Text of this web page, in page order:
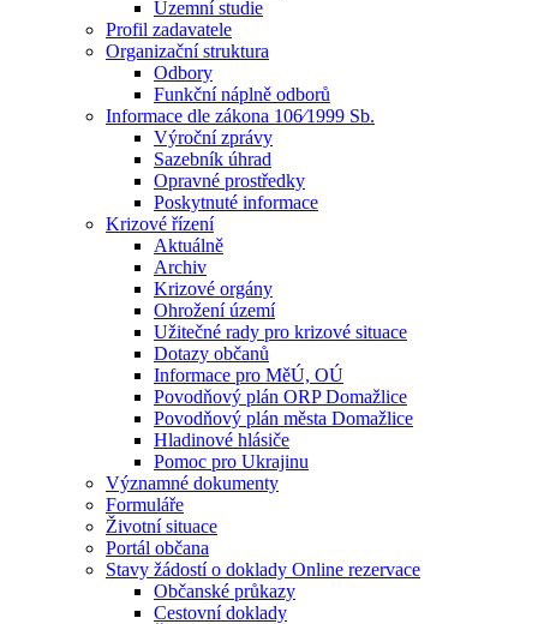
Územní studie
Profil zadavatele
Organizační struktura
Odbory
Funkční náplně odborů
Informace dle zákona 106⁄1999 Sb.
Výroční zprávy
Sazebník úhrad
Opravné prostředky
Poskytnuté informace
Krizové řízení
Aktuálně
Archiv
Krizové orgány
Ohrožení území
Užitečné rady pro krizové situace
Dotazy občanů
Informace pro MěÚ, OÚ
Povodňový plán ORP Domažlice
Povodňový plán města Domažlice
Hladinové hlásiče
Pomoc pro Ukrajinu
Významné dokumenty
Formuláře
Životní situace
Portál občana
Stavy žádostí o doklady Online rezervace
Občanské průkazy
Cestovní doklady